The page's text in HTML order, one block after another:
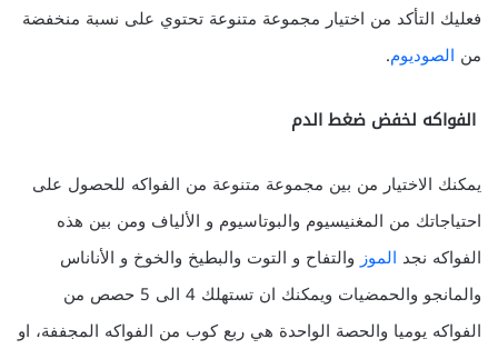
فعليك التأكد من اختيار مجموعة متنوعة تحتوي على نسبة منخفضة
من الصوديوم.
الفواكه لخفض ضغط الدم
يمكنك الاختيار من بين مجموعة متنوعة من الفواكه للحصول على
احتياجاتك من المغنيسيوم والبوتاسيوم و الألياف ومن بين هذه
الفواكه نجد الموزوالتفاح و التوت والبطيخ والخوخ و الأناناس
والمانجو والحمضيات ويمكنك ان تستهلك 4 الى 5 حصص من
الفواكه يوميا والحصة الواحدة هي ربع كوب من الفواكه المجففة، او